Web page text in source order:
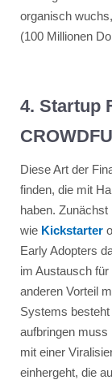
organisch
(100 Millionen
4. Startup
Diese Art der
finden, die mit
haben.
wie Kickstarter
Early Adopters
im Austausch
anderen Vorteil
Systems
aufbringen muss
mit einer
einhergeht, die